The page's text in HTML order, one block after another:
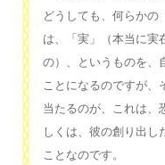
どうしても、何らかの
は、「実」（本当に実
の）、というものを、
ことになるのですが、
当たるのが、これは、
しくは、彼の創り出し
ことなのです。